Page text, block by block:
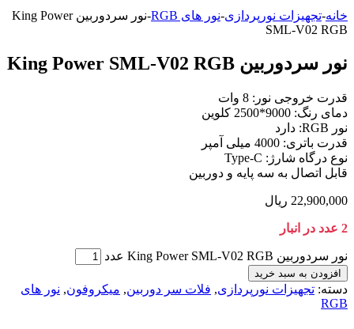
خانه-تجهیزات نورپردازی-نور های RGB -
نور سردوربین King Power
SML-V02 RGB
نور سردوربین King Power SML-V02 RGB
قدرت خروجی نور: 8 وات
دمای رنگ: 9000*2500 کلوین
نور RGB: دارد
قدرت باتری: 4000 میلی آمپر
نوع درگاه شارژ: Type-C
قابل اتصال به سه پایه و دوربین
22,900,000 ریال
2 عدد در انبار
نور سردوربین King Power SML-V02 RGB عدد
افزودن به سبد خرید
دسته: تجهیزات نورپردازی, فلات سر دوربین, میکروفون, نور های
RGB